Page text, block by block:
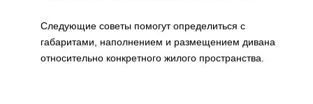
Следующие советы помогут определиться с
габаритами, наполнением и размещением дивана
относительно конкретного жилого пространства.